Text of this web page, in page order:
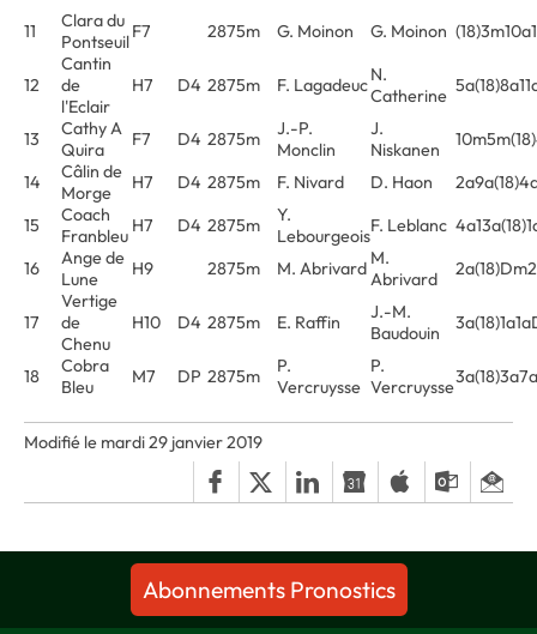
11
Clara du
PontseuilF7 2875m G. Moinon G. Moinon
12
Cantin
de
l'Eclair
H7 D4 2875m F. LagadeucN.
Catherine
13
Cathy A
Quira
F7 D4 2875m
J.-P.
Monclin
J.
Niskanen
14
Câlin de
Morge
H7 D4 2875m F. Nivard D. Haon
15
Coach
Franbleu H7 D4 2875m
Y.
LebourgeoisF. Leblanc
16
Ange de
Lune
H9 2875m M. Abrivard M.
Abrivard
17
Vertige
de
Chenu
H10 D4 2875m E. Raffin
J.-M.
Baudouin
18
Cobra
Bleu
M7 DP 2875m
P.
Vercruysse
P.
Vercruysse
Modifié le mardi 29 janvier 2019
Abonnements Pronostics